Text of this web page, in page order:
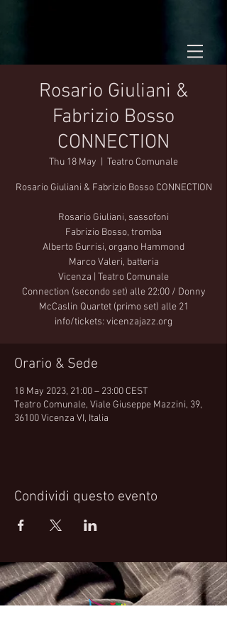
Rosario Giuliani &
Fabrizio Bosso
CONNECTION
Thu 18 May Teatro Comunale
Rosario Giuliani & Fabrizio Bosso CONNECTION
Rosario Giuliani, sassofoni
Fabrizio Bosso, tromba
Alberto Gurrisi, organo Hammond
Marco Valeri, batteria
Vicenza | Teatro Comunale
Connection (secondo set) alle 22:00 / Donny
McCaslin Quartet (primo set) alle 21
info/tickets: vicenzajazz.org
Orario & Sede
18 May 2023, 21:00 – 23:00 CEST
Teatro Comunale, Viale Giuseppe Mazzini, 39,
36100 Vicenza VI, Italia
Condividi questo evento